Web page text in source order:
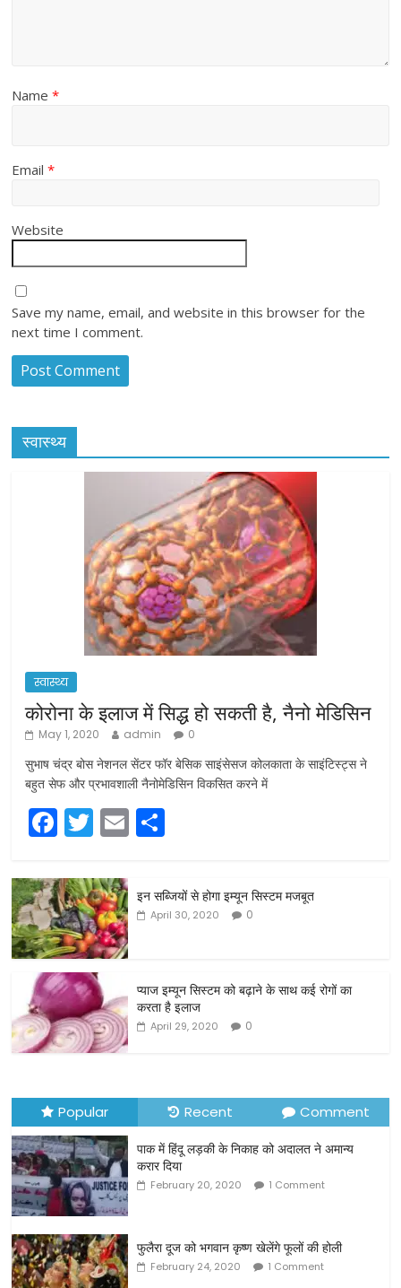
Name*
Email*
Website
Save my name, email, and website in this browser for the
next time I comment.
स्वास्थ्य
स्वास्थ्य
कोरोना के इलाज में सिद्ध हो सकती है, नैनो मेडिसिन
May 1, 2020 admin 0
सुभाष चंद्र बोस नेशनल सेंटर फॉर बेसिक साइंसेसज कोलकाता के साइंटिस्ट्स ने
बहुत सेफ और प्रभावशाली नैनोमेडिसिन विकसित करने में
F
c
e
b
o
o
k
T
itt
er
E
ar
e
इन सब्जियों से होगा इम्यून सिस्टम मजबूत
April 30, 2020 0
प्याज इम्यून सिस्टम को बढ़ाने के साथ कई रोगों का
करता है इलाज
April 29, 2020 0
Popular Recent Comment
पाक में हिंदू लड़की के निकाह को अदालत ने अमान्य
करार दिया
February 20, 2020 1 Comment
फुलैरा दूज को भगवान कृष्ण खेलेंगे फूलों की होली
February 24, 2020 1 Comment